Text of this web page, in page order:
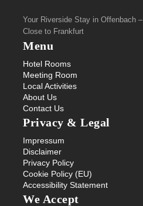
Your Riverside Stay in Offenbach –
Close to Frankfurt
Menu
Hotel Rooms
Meeting Room
Local Activities
About Us
Contact Us
Privacy & Legal
Impressum
Disclaimer
Privacy Policy
Cookie Policy (EU)
Accessibility Statement
We Accept